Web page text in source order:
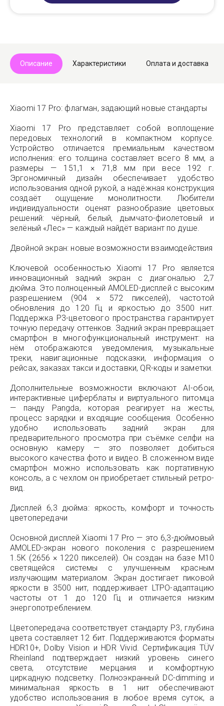
Описание Характеристики Оплата и доставка
Xiaomi 17 Pro: флагман, задающий новые стандарты
Xiaomi 17 Pro представляет собой воплощение
передовых технологий в компактном корпусе.
Устройство отличается премиальным качеством
исполнения: его толщина составляет всего 8 мм, а
размеры — 151,1 × 71,8 мм при весе 192 г.
Эргономичный дизайн обеспечивает удобство
использования одной рукой, а надёжная конструкция
создаёт ощущение монолитности. Любители
индивидуальности оценят разнообразие цветовых
решений: чёрный, белый, дымчато-фиолетовый и
зелёный «Лес» — каждый найдёт вариант по душе.
Двойной экран: новые возможности взаимодействия
Ключевой особенностью Xiaomi 17 Pro является
инновационный задний экран с диагональю 2,7
дюйма. Это полноценный AMOLED-дисплей с высоким
разрешением (904 × 572 пикселей), частотой
обновления до 120 Гц и яркостью до 3500 нит.
Поддержка P3-цветового пространства гарантирует
точную передачу оттенков. Задний экран превращает
смартфон в многофункциональный инструмент: на
нём отображаются уведомления, музыкальные
треки, навигационные подсказки, информация о
рейсах, заказах такси и доставки, QR-коды и заметки.
Дополнительные возможности включают AI-обои,
интерактивные циферблаты и виртуального питомца
— панду Pangda, которая реагирует на жесты,
процесс зарядки и входящие сообщения. Особенно
удобно использовать задний экран для
предварительного просмотра при съёмке селфи на
основную камеру — это позволяет добиться
высокого качества фото и видео. В сложенном виде
смартфон можно использовать как портативную
консоль, а с чехлом он приобретает стильный ретро-
вид.
Дисплей 6,3 дюйма: яркость, комфорт и точность
цветопередачи
Основной дисплей Xiaomi 17 Pro — это 6,3-дюймовый
AMOLED-экран нового поколения с разрешением
1.5K (2656 × 1220 пикселей). Он создан на базе M10
светящейся системы с улучшенным красным
излучающим материалом. Экран достигает пиковой
яркости в 3500 нит, поддерживает LTPO-адаптацию
частоты от 1 до 120 Гц и отличается низким
энергопотреблением.
Цветопередача соответствует стандарту P3, глубина
цвета составляет 12 бит. Поддерживаются форматы
HDR10+, Dolby Vision и HDR Vivid. Сертификация TÜV
Rheinland подтверждает низкий уровень синего
света, отсутствие мерцания и комфортную
циркадную подсветку. Полноэкранный DC-dimming и
минимальная яркость в 1 нит обеспечивают
удобство использования в любое время суток, а